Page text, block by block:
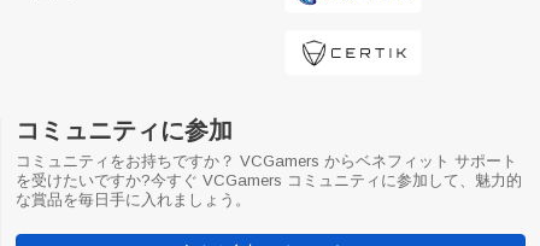
コミュニティに参加
コミュニティをお持ちですか？ VCGamers からベネフィット サポート
を受けたいですか?今すぐ VCGamers コミュニティに参加して、魅力的
な賞品を毎日手に入れましょう。